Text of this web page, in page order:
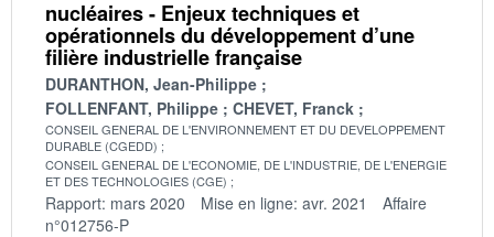
nucléaires - Enjeux techniques et
opérationnels du développement d’une
filière industrielle française
DURANTHON, Jean-Philippe
FOLLENFANT, Philippe
CHEVET, Franck
CONSEIL GENERAL DE L'ENVIRONNEMENT ET DU DEVELOPPEMENT
DURABLE (CGEDD)
CONSEIL GENERAL DE L'ECONOMIE, DE L'INDUSTRIE, DE L'ENERGIE
ET DES TECHNOLOGIES (CGE)
Rapport: mars 2020 Mise en ligne: avr. 2021
Affaire
n°012756-P